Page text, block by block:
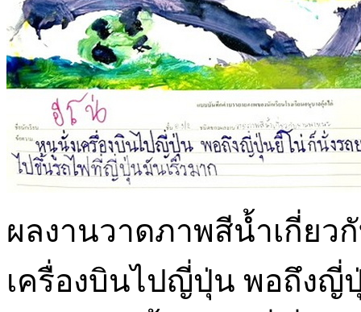
ผลงานวาดภาพสีน้ำเกี่ย
เครื่องบินไปญี่ปุ่น พอถึงญี่